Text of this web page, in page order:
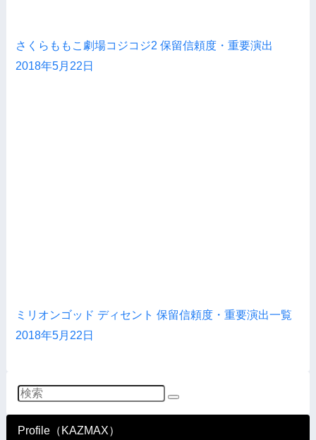
さくらももこ劇場コジコジ2 保留信頼度・重要演出
2018年5月22日
ミリオンゴッド ディセント 保留信頼度・重要演出一覧
2018年5月22日
Profile（KAZMAX）